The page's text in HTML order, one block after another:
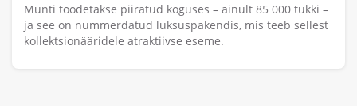
Münti toodetakse piiratud koguses – ainult 85 000 tükki –
ja see on nummerdatud luksuspakendis, mis teeb sellest
kollektsionääridele atraktiivse eseme.